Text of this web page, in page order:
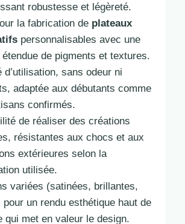
robustesse et légèreté.
la fabrication de plateaux
personnalisables avec une
étendue de pigments et textures.
d’utilisation, sans odeur ni
adaptée aux débutants comme
confirmés.
de réaliser des créations
résistantes aux chocs et aux
extérieures selon la
utilisée.
variées (satinées, brillantes,
un rendu esthétique haut de
qui met en valeur le design.